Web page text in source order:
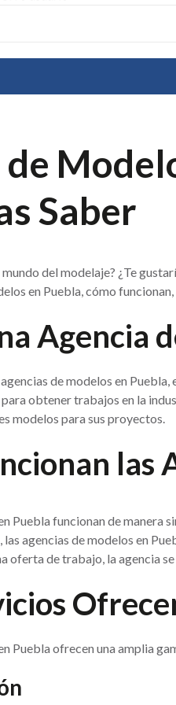
Saber
del modelaje? ¿Te
en Puebla, cómo
Agencia
de modelos en
obtener trabajos en la
modelos para sus proyectos.
las
Puebla funcionan de
agencias de modelos en
oferta de trabajo, la agencia
Puebla ofrecen una amplia